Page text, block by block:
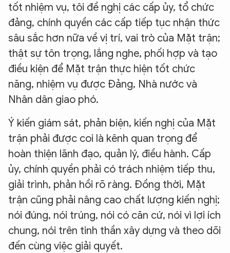
tốt nhiệm vụ, tôi đề nghị các cấp ủy, tổ chức
đảng, chính quyền các cấp tiếp tục nhận thức
sâu sắc hơn nữa về vị trí, vai trò của Mặt trận;
thật sự tôn trọng, lắng nghe, phối hợp và tạo
điều kiện để Mặt trận thực hiện tốt chức
năng, nhiệm vụ được Đảng, Nhà nước và
Nhân dân giao phó.
Ý kiến giám sát, phản biện, kiến nghị của Mặt
trận phải được coi là kênh quan trọng để
hoàn thiện lãnh đạo, quản lý, điều hành. Cấp
ủy, chính quyền phải có trách nhiệm tiếp thu,
giải trình, phản hồi rõ ràng. Đồng thời, Mặt
trận cũng phải nâng cao chất lượng kiến nghị;
nói đúng, nói trúng, nói có căn cứ, nói vì lợi ích
chung, nói trên tinh thần xây dựng và theo dõi
đến cùng việc giải quyết.